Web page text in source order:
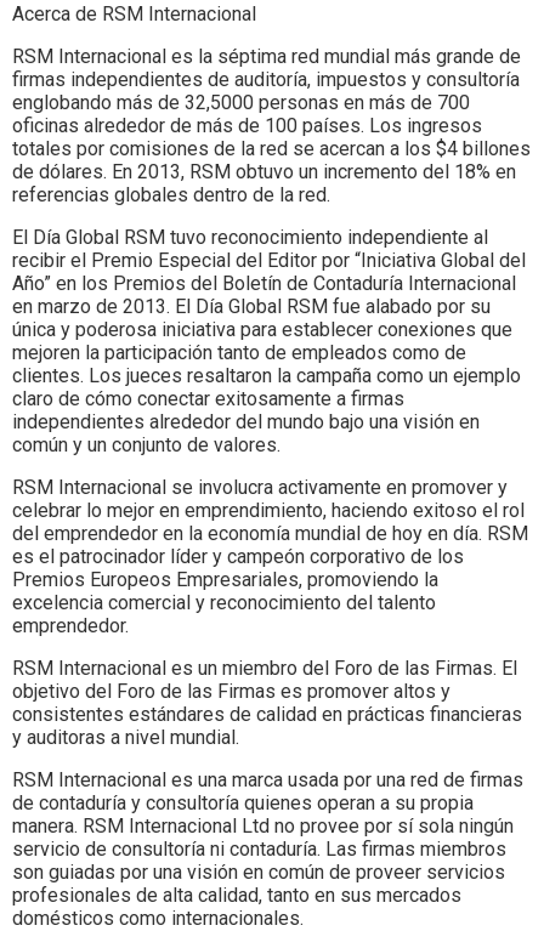
Acerca de RSM Internacional
RSM Internacional es la séptima red mundial más grande de
firmas independientes de auditoría, impuestos y consultoría
englobando más de 32,5000 personas en más de 700
oficinas alrededor de más de 100 países. Los ingresos
totales por comisiones de la red se acercan a los $4 billones
de dólares. En 2013, RSM obtuvo un incremento del 18% en
referencias globales dentro de la red.
El Día Global RSM tuvo reconocimiento independiente al
recibir el Premio Especial del Editor por “Iniciativa Global del
Año” en los Premios del Boletín de Contaduría Internacional
en marzo de 2013. El Día Global RSM fue alabado por su
única y poderosa iniciativa para establecer conexiones que
mejoren la participación tanto de empleados como de
clientes. Los jueces resaltaron la campaña como un ejemplo
claro de cómo conectar exitosamente a firmas
independientes alrededor del mundo bajo una visión en
común y un conjunto de valores.
RSM Internacional se involucra activamente en promover y
celebrar lo mejor en emprendimiento, haciendo exitoso el rol
del emprendedor en la economía mundial de hoy en día. RSM
es el patrocinador líder y campeón corporativo de los
Premios Europeos Empresariales, promoviendo la
excelencia comercial y reconocimiento del talento
emprendedor.
RSM Internacional es un miembro del Foro de las Firmas. El
objetivo del Foro de las Firmas es promover altos y
consistentes estándares de calidad en prácticas financieras
y auditoras a nivel mundial.
RSM Internacional es una marca usada por una red de firmas
de contaduría y consultoría quienes operan a su propia
manera. RSM Internacional Ltd no provee por sí sola ningún
servicio de consultoría ni contaduría. Las firmas miembros
son guiadas por una visión en común de proveer servicios
profesionales de alta calidad, tanto en sus mercados
domésticos como internacionales.